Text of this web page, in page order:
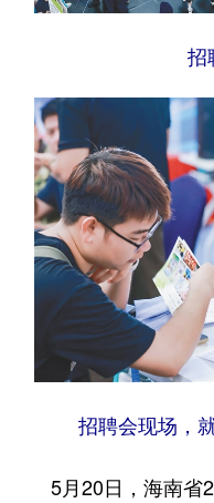
招
招聘会现场，
5月20日，海南省